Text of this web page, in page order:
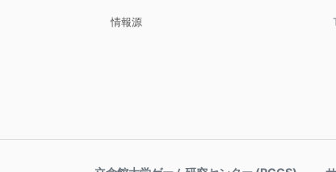
情報源